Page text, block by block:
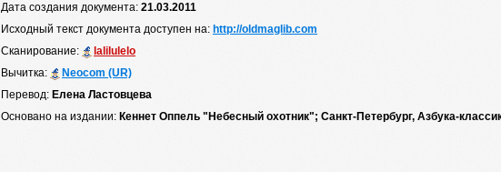
Дата создания документа: 21.03.2011
Исходный текст документа доступен на: http://oldmaglib.com
Сканирование:
lalilulelo
Вычитка:
Neocom (UR)
Перевод: Елена Ластовцева
Основано на издании: Кеннет Оппель "Небесный охотник"; Санкт-Петербург, Азбука-